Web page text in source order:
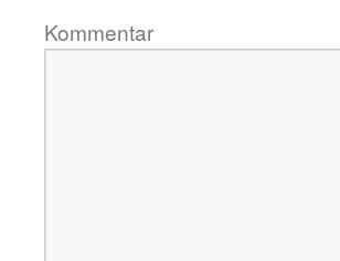
Kommentar